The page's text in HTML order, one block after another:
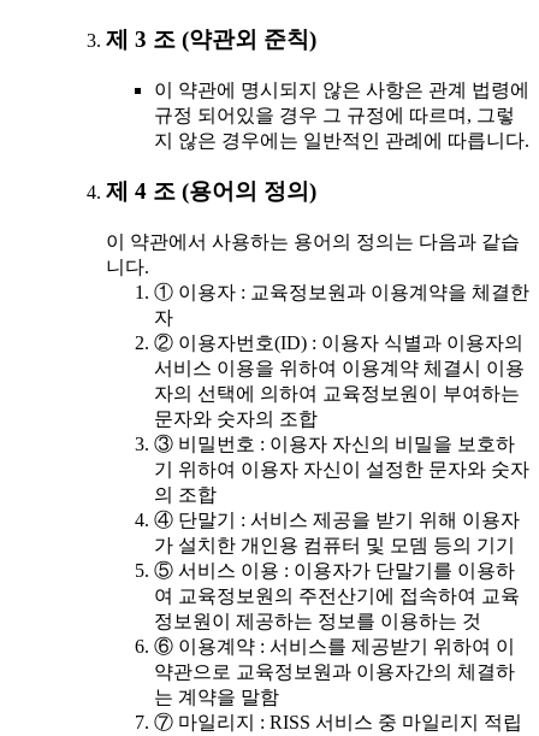
제 3 조 (약관외 준칙)
이 약관에 명시되지 않은 사항은 관계 법령에
규정 되어있을 경우 그 규정에 따르며, 그렇
지 않은 경우에는 일반적인 관례에 따릅니다.
제 4 조 (용어의 정의)
이 약관에서 사용하는 용어의 정의는 다음과 같습
니다.
① 이용자 : 교육정보원과 이용계약을 체결한
자
② 이용자번호(ID) : 이용자 식별과 이용자의
서비스 이용을 위하여 이용계약 체결시 이용
자의 선택에 의하여 교육정보원이 부여하는
문자와 숫자의 조합
③ 비밀번호 : 이용자 자신의 비밀을 보호하
기 위하여 이용자 자신이 설정한 문자와 숫자
의 조합
④ 단말기 : 서비스 제공을 받기 위해 이용자
가 설치한 개인용 컴퓨터 및 모뎀 등의 기기
⑤ 서비스 이용 : 이용자가 단말기를 이용하
여 교육정보원의 주전산기에 접속하여 교육
정보원이 제공하는 정보를 이용하는 것
⑥ 이용계약 : 서비스를 제공받기 위하여 이
약관으로 교육정보원과 이용자간의 체결하
는 계약을 말함
⑦ 마일리지 : RISS 서비스 중 마일리지 적립